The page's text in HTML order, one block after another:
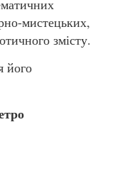
мистецьких,
змісту.
його